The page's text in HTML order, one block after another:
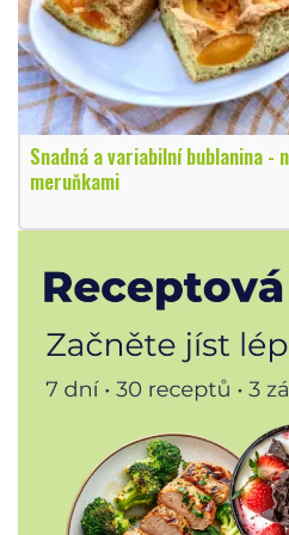
Snadná a variabilní bublanina -
meruňkami